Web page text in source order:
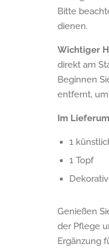
Bitte
dienen.
Wichtiger
direkt am
Beginnen
entfernt,
Im
1
1 Topf
Genießen
der Pflege
Ergänzung